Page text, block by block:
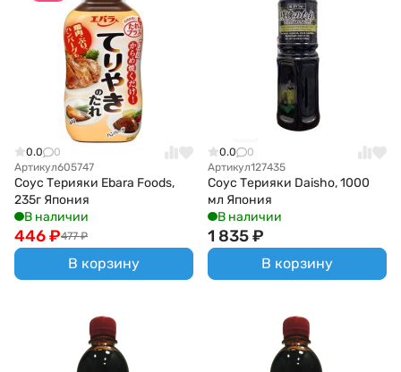
0.0
0
Артикул605747
Соус Терияки Ebara Foods,
235г Япония
В наличии
477 ₽
446₽
В корзину
0.0
0
Артикул127435
Соус Терияки Daisho, 1000
мл Япония
В наличии
1 835₽
В корзину